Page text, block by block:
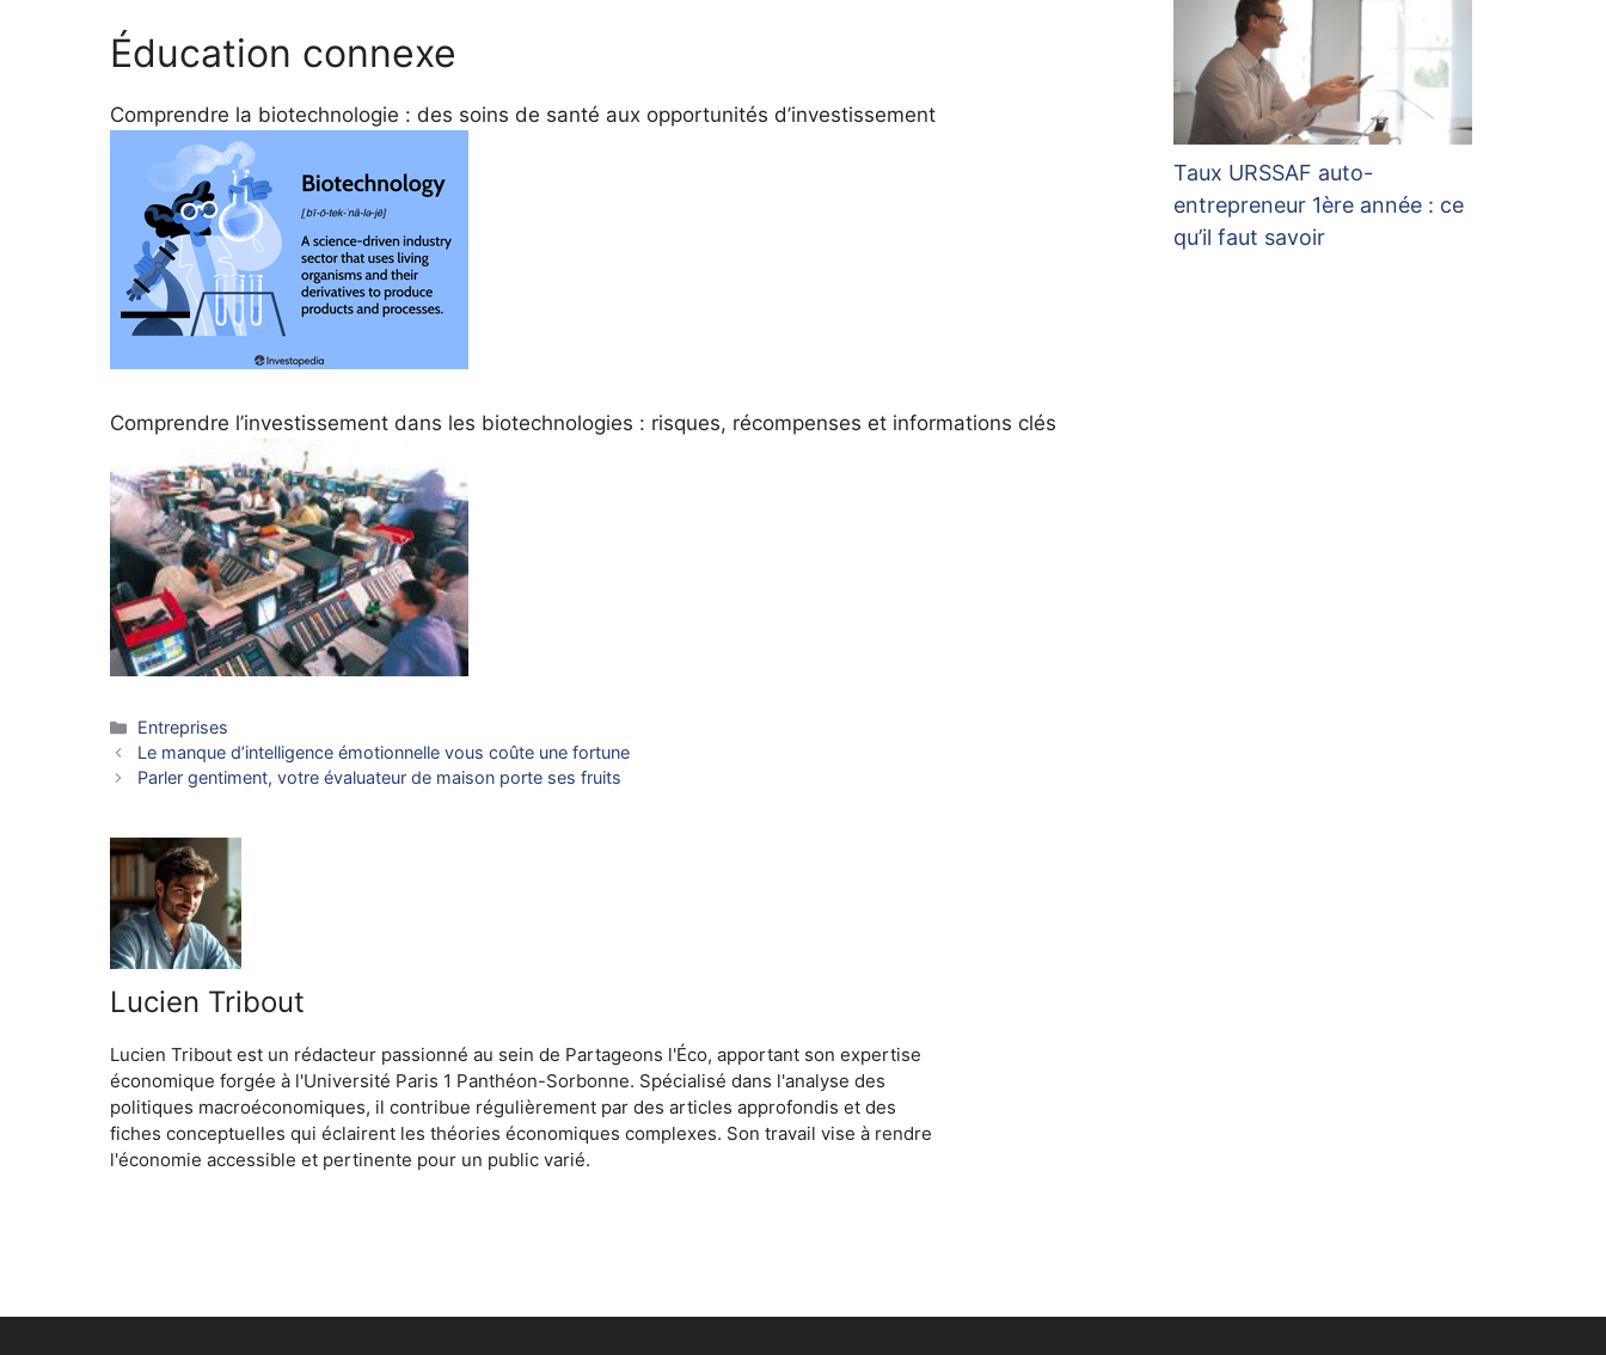
Éducation connexe
Comprendre la biotechnologie : des soins de santé aux opportunités d’investissement
Comprendre l’investissement dans les biotechnologies : risques, récompenses et informations clés
Catégories
Entreprises
Le manque d’intelligence émotionnelle vous coûte une fortune
Parler gentiment, votre évaluateur de maison porte ses fruits
Lucien Tribout
Lucien Tribout est un rédacteur passionné au sein de Partageons l'Éco, apportant son expertise
économique forgée à l'Université Paris 1 Panthéon-Sorbonne. Spécialisé dans l'analyse des
politiques macroéconomiques, il contribue régulièrement par des articles approfondis et des
fiches conceptuelles qui éclairent les théories économiques complexes. Son travail vise à rendre
l'économie accessible et pertinente pour un public varié.
Taux URSSAF auto-
entrepreneur 1ère année : ce
qu’il faut savoir